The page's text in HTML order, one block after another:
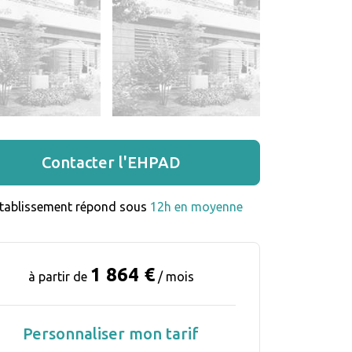
Contacter l'EHPAD
répond sous 12h en moyenne
à partir de 1 864 €/ mois
Personnaliser mon tarif